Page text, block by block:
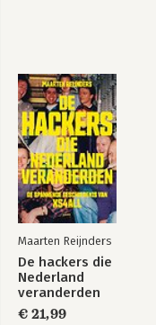
Maarten Reijnders
De hackers die
Nederland
veranderden
€ 21,99